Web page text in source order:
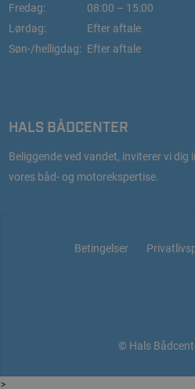
Fredag:
08:00 – 15:00
Lørdag:
Efter aftale
Søn-/helligdag: Efter aftale
HALS BÅDCENTER
Beliggende ved vandet, inviterer vi dig
vores båd- og motorekspertise.
Betingelser
© Hals
>